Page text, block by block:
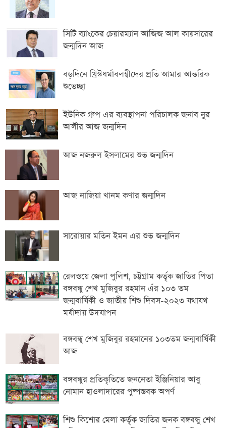
সিটি ব্যাংকের চেয়ারম্যান আজিজ আল কায়সারের
জন্মদিন আজ
বড়দিনে খ্রিস্টধর্মাবলম্বীদের প্রতি আমার আন্তরিক
শুভেচ্ছা
ইউনিক গ্রুপ এর ব্যবস্থাপনা পরিচালক জনাব নুর
আলীর আজ জন্মদিন
আজ নজরুল ইসলামের শুভ জন্মদিন
আজ নাজিয়া খানম কণার জন্মদিন
সারোয়ার মতিন ইমন এর শুভ জন্মদিন
রেলওয়ে জেলা পুলিশ, চট্টগ্রাম কর্তৃক জাতির পিতা
বঙ্গবন্ধু শেখ মুজিবুর রহমান এঁর ১০৩ তম
জন্মবার্ষিকী ও জাতীয় শিশু দিবস-২০২৩ যথাযথ
মর্যাদায় উদযাপন
বঙ্গবন্ধু শেখ মুজিবুর রহমানের ১০৩তম জন্মবার্ষিকী
আজ
বঙ্গবন্ধুর প্রতিকৃতিতে জননেতা ইঞ্জিনিয়ার আবু
নোমান হাওলাদারের পুষ্পস্তবক অপর্ণ
শিশু কিশোর মেলা কর্তৃক জাতির জনক বঙ্গবন্ধু শেখ